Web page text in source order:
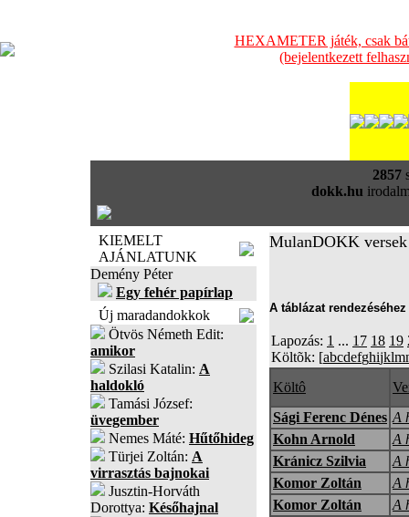
HEXAMETER játék, csak
(bejelentkezett
2857
dokk.hu
KIEMELT
AJÁNLATUNK
Demény Péter
Egy fehér papírlap
Új maradandokkok
Ötvös Németh Edit:
amikor
Szilasi Katalin: A
haldokló
Tamási József:
üvegember
Nemes Máté: Hűtőhideg
Türjei Zoltán: A
virrasztás bajnokai
Jusztin-Horváth
Dorottya: Későhajnal
MulanDOKK versek
A táblázat
Lapozás: 1 ... 17 18 19
Költõk: [abcdefghijklm
Költô
Sági Ferenc Dénes A
Kohn Arnold
A
Kránicz Szilvia
A
Komor Zoltán
A
Komor Zoltán
A